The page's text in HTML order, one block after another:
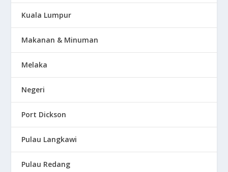
Kuala Lumpur
Makanan & Minuman
Melaka
Negeri
Port Dickson
Pulau Langkawi
Pulau Redang